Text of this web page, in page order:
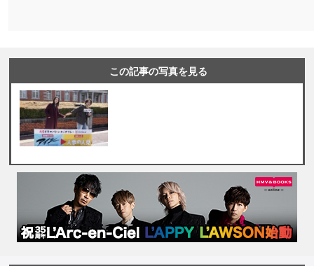
この記事の写真を見る